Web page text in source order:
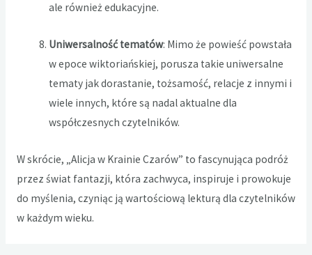
ale również edukacyjne.
Uniwersalność tematów: Mimo że powieść powstała
w epoce wiktoriańskiej, porusza takie uniwersalne
tematy jak dorastanie, tożsamość, relacje z innymi i
wiele innych, które są nadal aktualne dla
współczesnych czytelników.
W skrócie, „Alicja w Krainie Czarów” to fascynująca podróż
przez świat fantazji, która zachwyca, inspiruje i prowokuje
do myślenia, czyniąc ją wartościową lekturą dla czytelników
w każdym wieku.